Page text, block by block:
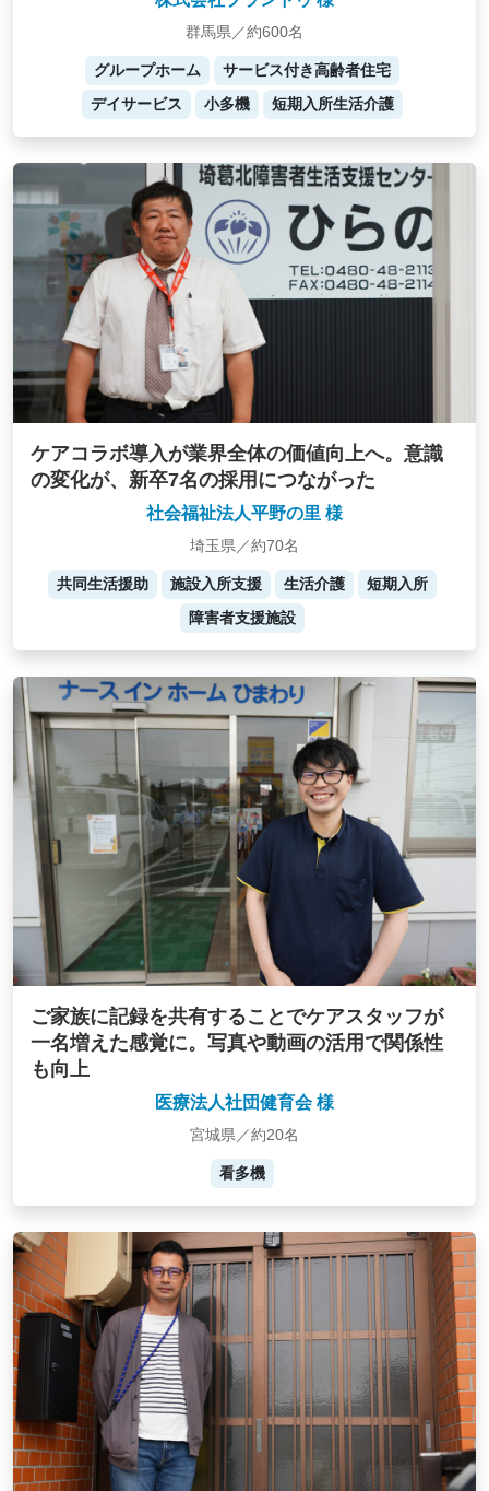
群馬県／約600名
グループホーム
サービス付き高齢者住宅
デイサービス
小多機 短期入所生活介護
ケアコラボ導入が業界全体の価値向上へ。意識
の変化が、新卒7名の採用につながった
社会福祉法人平野の里 様
埼玉県／約70名
共同生活援助 施設入所支援 生活介護
短期入所
障害者支援施設
ご家族に記録を共有することでケアスタッフが
一名増えた感覚に。写真や動画の活用で関係性
も向上
医療法人社団健育会 様
宮城県／約20名
看多機